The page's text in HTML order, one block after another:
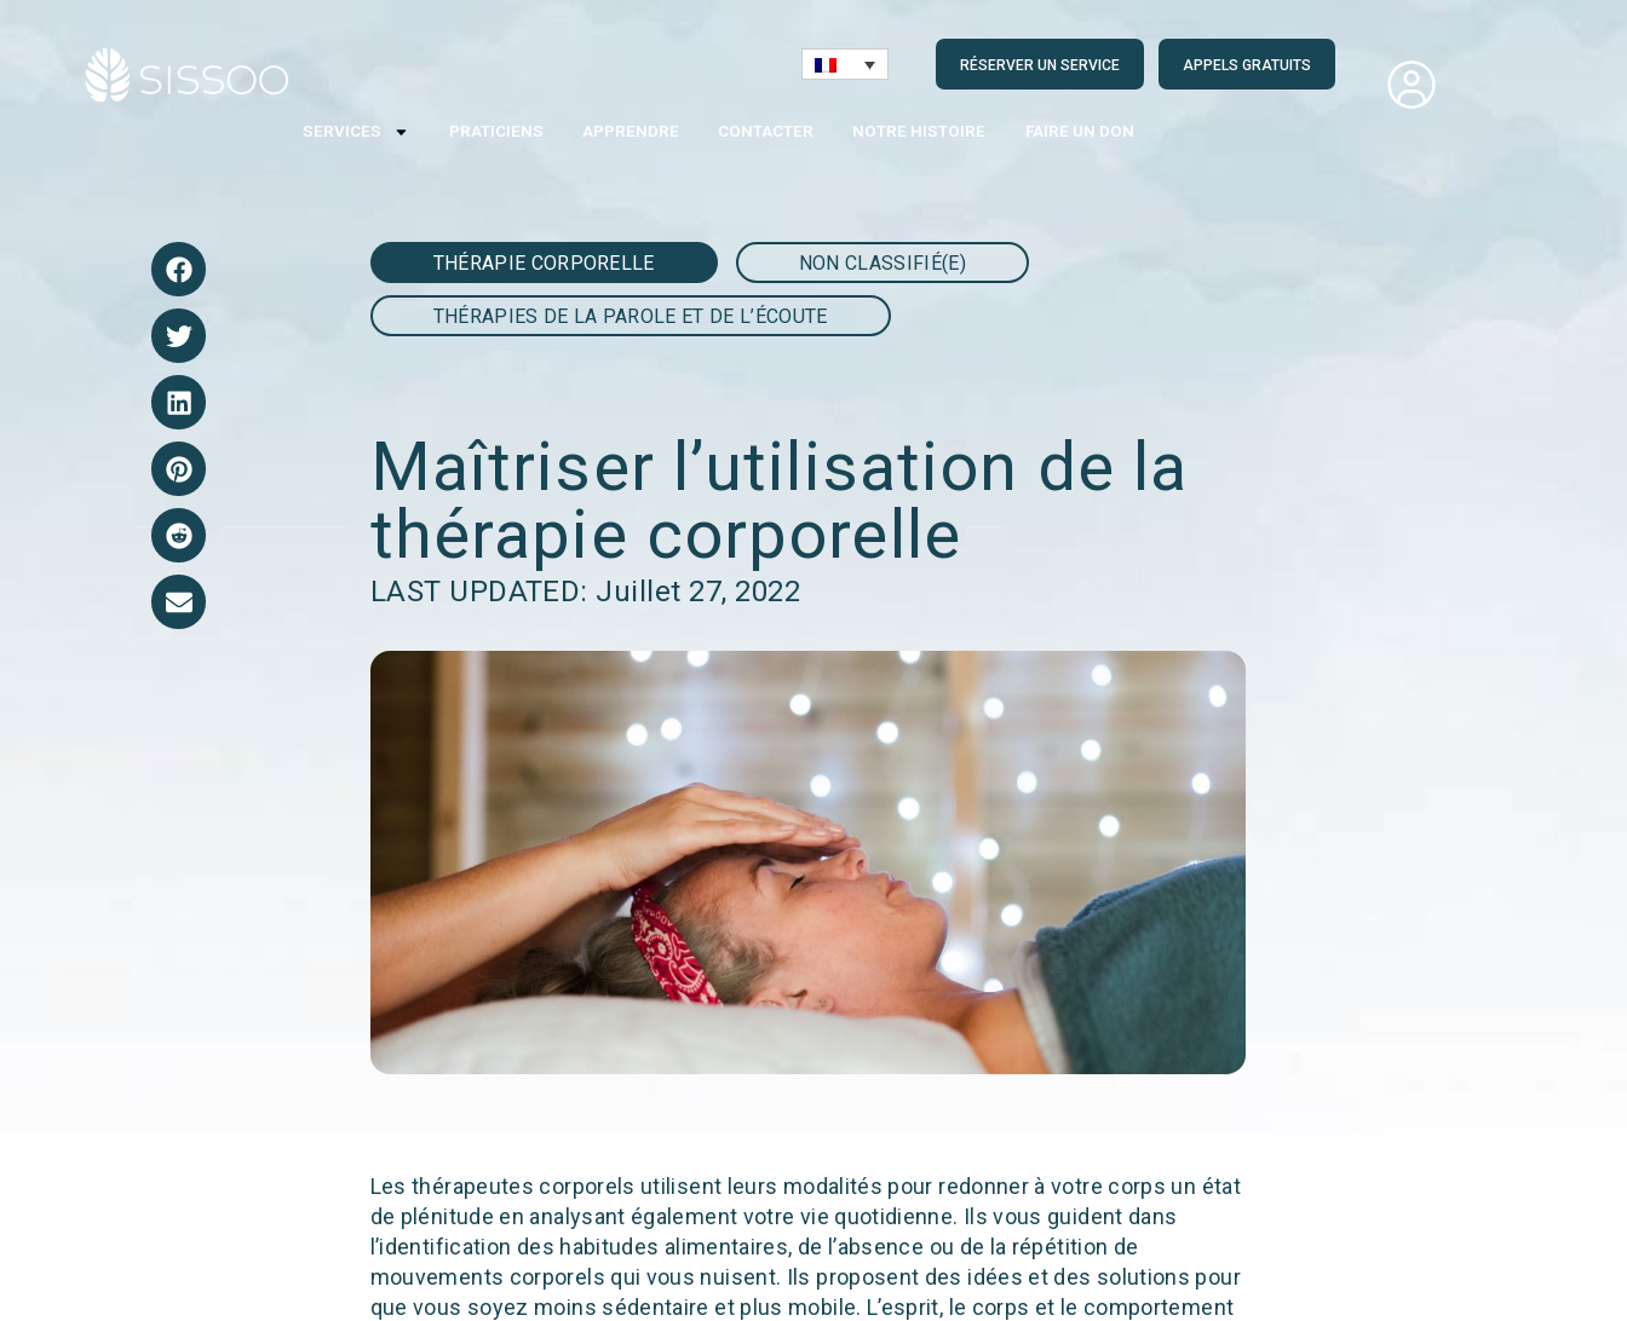
RÉSERVER UN SERVICE APPELS GRATUITS
SERVICES PRATICIENS APPRENDRE CONTACTER NOTRE HISTOIRE FAIRE UN DON
THÉRAPIE CORPORELLE NON CLASSIFIÉ(E)
THÉRAPIES DE LA PAROLE ET DE L’ÉCOUTE
Maîtriser l’utilisation de la
thérapie corporelle
LAST UPDATED: Juillet 27, 2022
Les thérapeutes corporels utilisent leurs modalités pour redonner à votre corps un état
de plénitude en analysant également votre vie quotidienne. Ils vous guident dans
l’identification des habitudes alimentaires, de l’absence ou de la répétition de
mouvements corporels qui vous nuisent. Ils proposent des idées et des solutions pour
que vous soyez moins sédentaire et plus mobile. L’esprit, le corps et le comportement